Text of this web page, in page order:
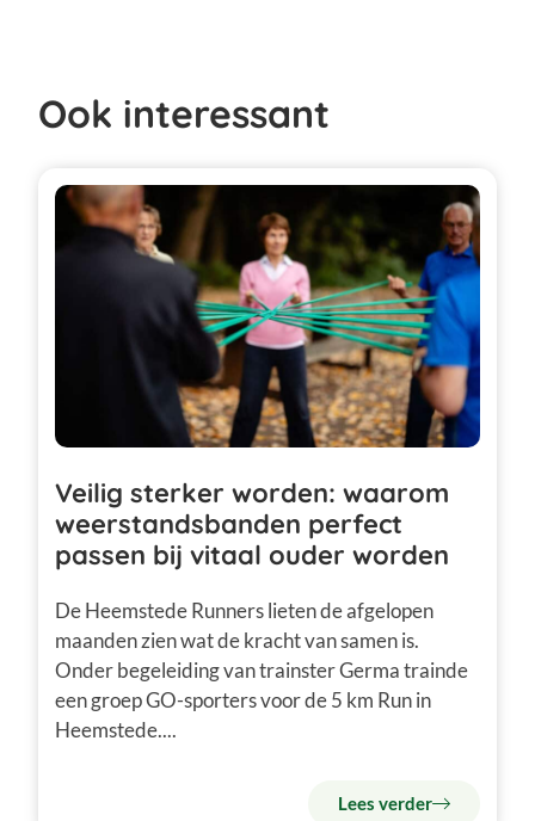
Ook interessant
Veilig sterker worden: waarom
weerstandsbanden perfect
passen bij vitaal ouder worden
De Heemstede Runners lieten de afgelopen
maanden zien wat de kracht van samen is.
Onder begeleiding van trainster Germa trainde
een groep GO-sporters voor de 5 km Run in
Heemstede....
Lees verder